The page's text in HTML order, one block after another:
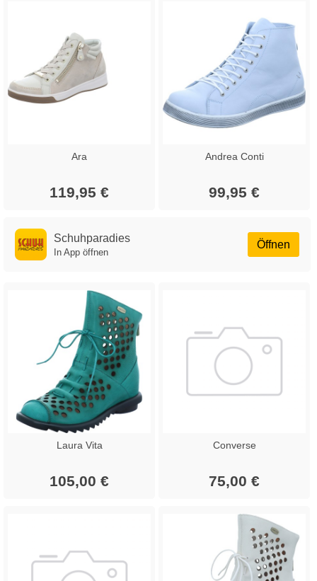
Ara
119,95 €
Andrea Conti
99,95 €
Öffnen
Schuhparadies
In App öffnen
Laura Vita
105,00 €
Converse
75,00 €